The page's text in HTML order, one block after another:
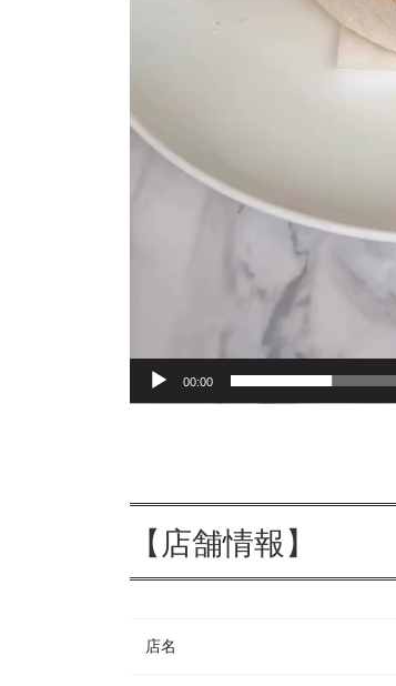
00:00
【店舗情報】
店名